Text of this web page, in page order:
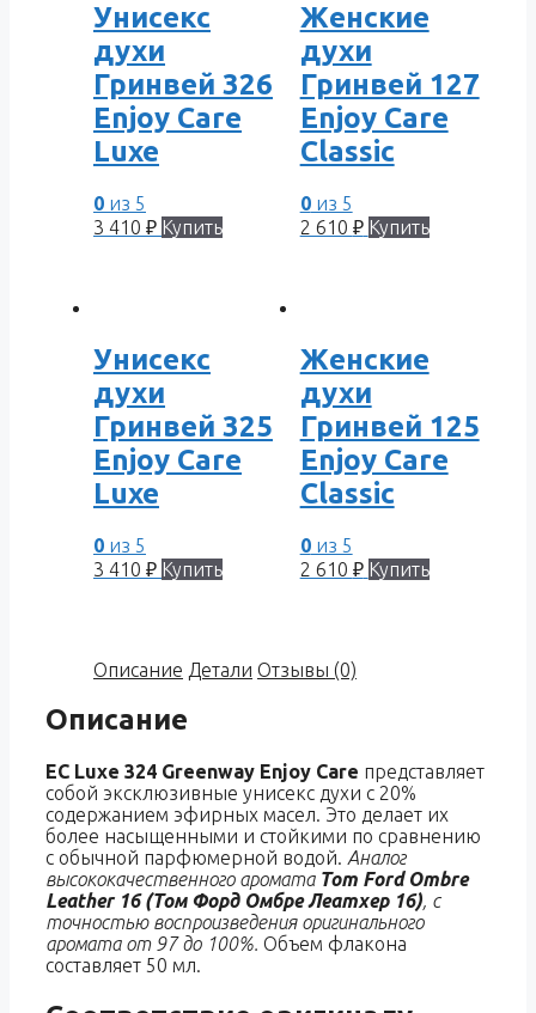
Унисекс
духи
Гринвей 326
Enjoy Care
Luxe
0 из 5
3 410 ₽ Купить
Женские
духи
Гринвей 127
Enjoy Care
Classic
0из 5
2 610 ₽ Купить
Унисекс
духи
Гринвей 325
Enjoy Care
Luxe
0 из 5
3 410 ₽ Купить
Женские
духи
Гринвей 125
Enjoy Care
Classic
0из 5
2 610 ₽ Купить
Описание Детали Отзывы (0)
Описание
EC Luxe 324 Greenway Enjoy Care представляет
собой эксклюзивные унисекс духи с 20%
содержанием эфирных масел. Это делает их
более насыщенными и стойкими по сравнению
с обычной парфюмерной водой. Аналог
высококачественного аромата Tom Ford Ombre
Leather 16 (Том Форд Омбре Леатхер 16), с
точностью воспроизведения оригинального
аромата от 97 до 100%. Объем флакона
составляет 50 мл.